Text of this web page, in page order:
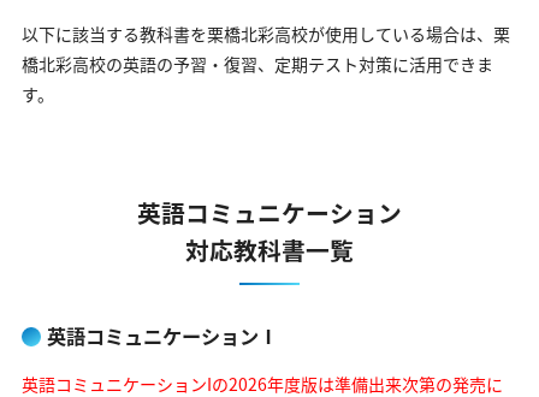
以下に該当する教科書を栗橋北彩高校が使用している場合は、 栗
橋北彩高校の英語の予習・復習、定期テスト対策に活用できま
す。
英語コミュニケーション
対応教科書一覧
英語コミュニケーションⅠ
英語コミュニケーションIの2026年度版は準備出来次第の発売に